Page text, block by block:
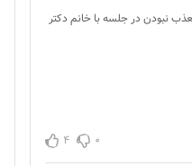
نبودن در جلسه با خانم دکتر
0
4